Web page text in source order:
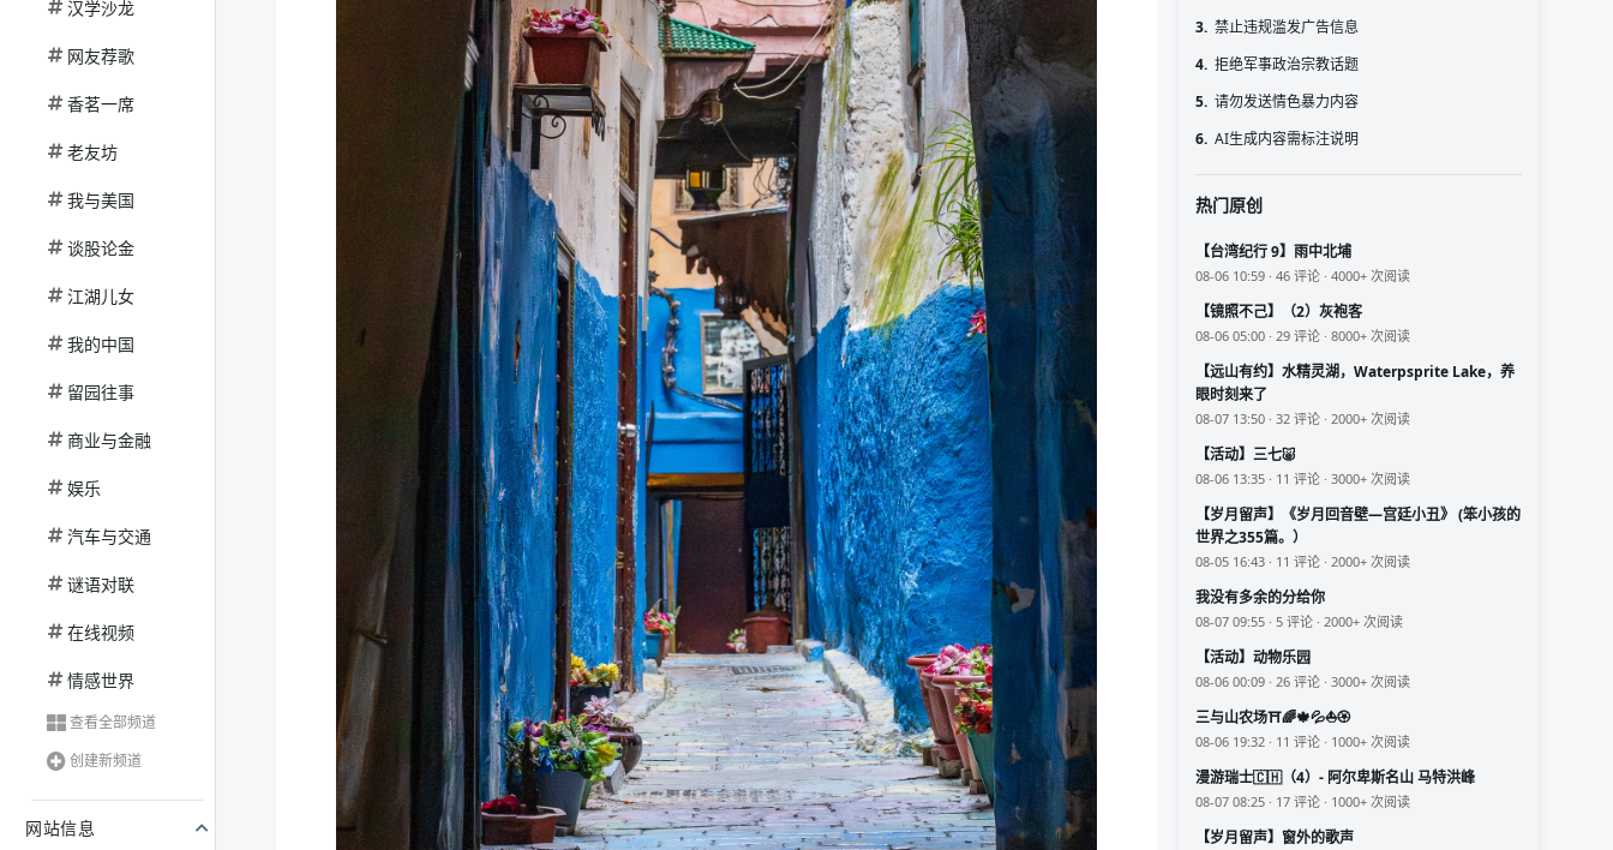
汉学沙龙
网友荐歌
香茗一席
老友坊
我与美国
谈股论金
江湖儿女
我的中国
留园往事
商业与金融
娱乐
汽车与交通
谜语对联
在线视频
情感世界
查看全部频道
创建新频道
网站信息
3. 禁止违规滥发广告信息
4. 拒绝军事政治宗教话题
5. 请勿发送情色暴力内容
6. AI生成内容需标注说明
热门原创
【台湾纪行 9】雨中北埔
08-06 10:59 · 46 评论 · 4000+ 次阅读
【镜照不己】（2）灰袍客
08-06 05:00 · 29 评论 · 8000+ 次阅读
【远山有约】水精灵湖，Waterpsprite Lake，养
眼时刻来了
08-07 13:50 · 32 评论 · 2000+ 次阅读
【活动】三七🐷
08-06 13:35 · 11 评论 · 3000+ 次阅读
【岁月留声】《岁月回音壁—宫廷小丑》 (笨小孩的
世界之355篇。）
08-05 16:43 · 11 评论 · 2000+ 次阅读
我没有多余的分给你
08-07 09:55 · 5 评论 · 2000+ 次阅读
【活动】动物乐园
08-06 00:09 · 26 评论 · 3000+ 次阅读
三与山农场⛩️🌈🍁💦⛵🏵️
08-06 19:32 · 11 评论 · 1000+ 次阅读
漫游瑞士🇨🇭（4）- 阿尔卑斯名山 马特洪峰
08-07 08:25 · 17 评论 · 1000+ 次阅读
【岁月留声】窗外的歌声